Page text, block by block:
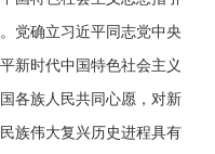
党确立习近平同志党中央
新时代中国特色社会主义
各族人民共同心愿，对新
族伟大复兴历史进程具有